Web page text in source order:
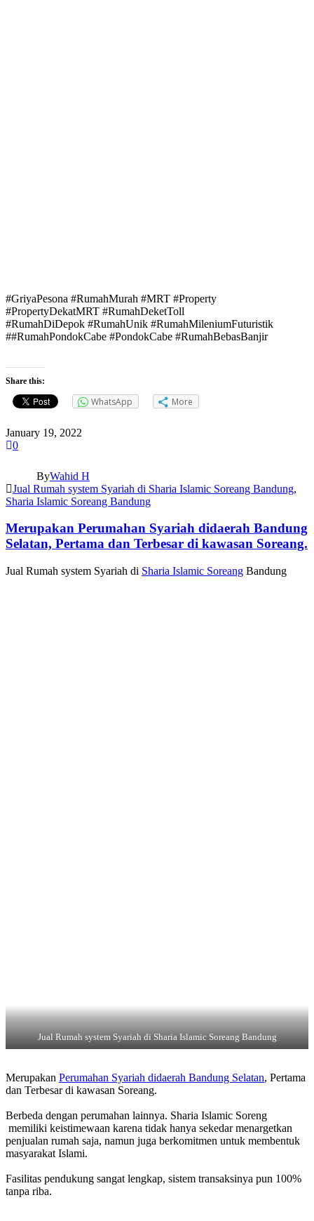
#GriyaPesona #RumahMurah #MRT #Property
#PropertyDekatMRT #RumahDeketToll
#RumahDiDepok #RumahUnik #RumahMileniumFuturistik
##RumahPondokCabe #PondokCabe #RumahBebasBanjir
Share this:
WhatsApp More
January 19, 2022
0
ByWahid H
Jual Rumah system Syariah di Sharia Islamic Soreang Bandung,
Sharia Islamic Soreang Bandung
Merupakan Perumahan Syariah didaerah Bandung
Selatan, Pertama dan Terbesar di kawasan Soreang.
Jual Rumah system Syariah di Sharia Islamic Soreang Bandung
Jual Rumah system Syariah di Sharia Islamic Soreang Bandung
Merupakan Perumahan Syariah didaerah Bandung Selatan, Pertama
dan Terbesar di kawasan Soreang.
Berbeda dengan perumahan lainnya. Sharia Islamic Soreng
memiliki keistimewaan karena tidak hanya sekedar menargetkan
penjualan rumah saja, namun juga berkomitmen untuk membentuk
masyarakat Islami.
Fasilitas pendukung sangat lengkap, sistem transaksinya pun 100%
tanpa riba.